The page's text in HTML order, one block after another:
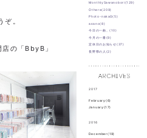
ぞ。
の「BbyB」
MonthlySawanobori(129)
Othere(209)
Photo-nakaG(5)
asano(8)
今日の一曲。(10)
今月の一冊(9)
定休日のお知らせ(37)
長野県の人(2)
2017
February(6)
January(17)
2016
December(19)